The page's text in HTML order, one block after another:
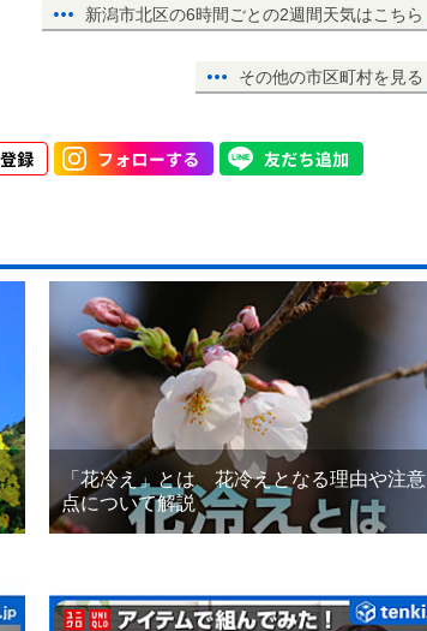
新潟市北区の6時間ごとの2週間天気はこちら
その他の市区町村を見る
「花冷え」とは 花冷えとなる理由や注意
点について解説